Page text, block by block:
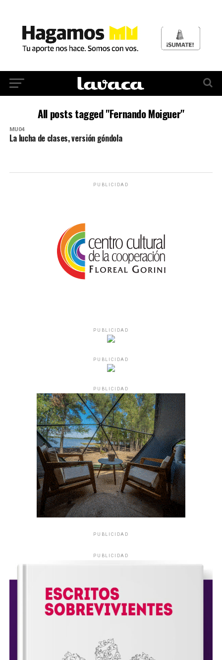
All posts tagged "Fernando Moiguer"
MU04
La lucha de clases, versión góndola
PUBLICIDAD
PUBLICIDAD
PUBLICIDAD
PUBLICIDAD
PUBLICIDAD
PUBLICIDAD